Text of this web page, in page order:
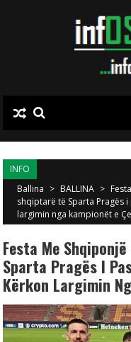
INFO
Ballina > BALLINA >
shqiptarë të Sparta Pragës
largimin nga kampionët e
Festa Me
Sparta Pragës I
Kërkon Largimin